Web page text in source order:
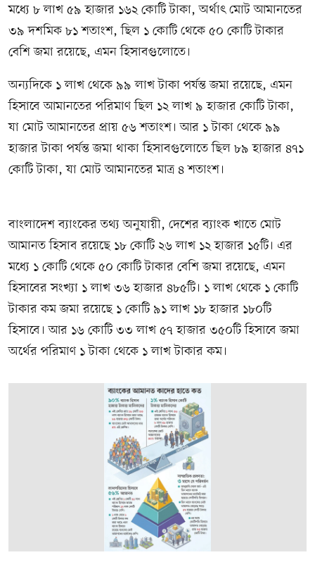
মধ্যে ৮ লাখ ৫৯ হাজার ১৬২ কোটি টাকা, অর্থাৎ মোট আমানতের
৩৯ দশমিক ৮১ শতাংশ, ছিল ১ কোটি থেকে ৫০ কোটি টাকার
বেশি জমা রয়েছে, এমন হিসাবগুলোতে।
অন্যদিকে ১ লাখ থেকে ৯৯ লাখ টাকা পর্যন্ত জমা রয়েছে, এমন
হিসাবে আমানতের পরিমাণ ছিল ১২ লাখ ৯ হাজার কোটি টাকা,
যা মোট আমানতের প্রায় ৫৬ শতাংশ। আর ১ টাকা থেকে ৯৯
হাজার টাকা পর্যন্ত জমা থাকা হিসাবগুলোতে ছিল ৮৯ হাজার ৪৭১
কোটি টাকা, যা মোট আমানতের মাত্র ৪ শতাংশ।
বাংলাদেশ ব্যাংকের তথ্য অনুযায়ী, দেশের ব্যাংক খাতে মোট
আমানত হিসাব রয়েছে ১৮ কোটি ২৬ লাখ ১২ হাজার ১৫টি। এর
মধ্যে ১ কোটি থেকে ৫০ কোটি টাকার বেশি জমা রয়েছে, এমন
হিসাবের সংখ্যা ১ লাখ ৩৬ হাজার ৪৮৫টি। ১ লাখ থেকে ১ কোটি
টাকার কম জমা রয়েছে ১ কোটি ৯১ লাখ ১৮ হাজার ১৮০টি
হিসাবে। আর ১৬ কোটি ৩৩ লাখ ৫৭ হাজার ৩৫০টি হিসাবে জমা
অর্থের পরিমাণ ১ টাকা থেকে ১ লাখ টাকার কম।